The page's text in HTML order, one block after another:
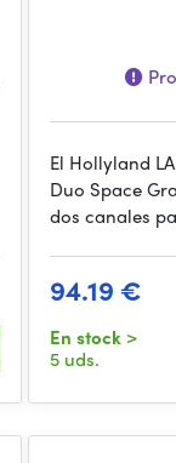
El Hollyland
Duo Space
dos canales
94.19 €
En stock >
5 uds.